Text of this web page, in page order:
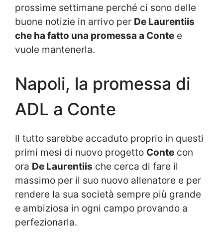
prossime settimane perché ci sono delle
buone notizie in arrivo per De Laurentiis
che ha fatto una promessa a Conte e
vuole mantenerla.
Napoli, la promessa di
ADL a Conte
Il tutto sarebbe accaduto proprio in questi
primi mesi di nuovo progetto Conte con
ora De Laurentiis che cerca di fare il
massimo per il suo nuovo allenatore e per
rendere la sua società sempre più grande
e ambiziosa in ogni campo provando a
perfezionarla.